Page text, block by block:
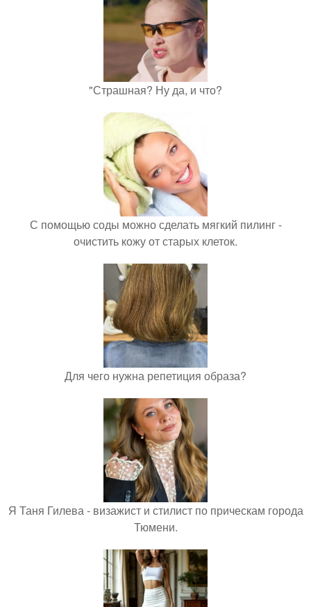
"Страшная? Ну да, и что?
С помощью соды можно сделать мягкий пилинг -
очистить кожу от старых клеток.
Для чего нужна репетиция образа?
Я Таня Гилева - визажист и стилист по прическам города
Тюмени.